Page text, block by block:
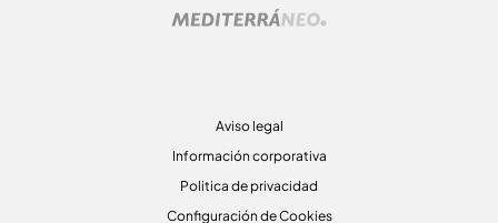
Aviso legal
Información corporativa
Politica de privacidad
Configuración de Cookies